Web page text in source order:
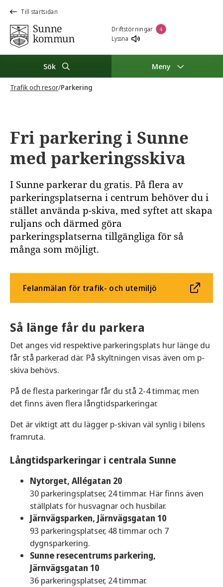
Till startsidan
Driftstörningar 4
Lyssna
Sök Meny
Trafik och resor/Parkering
Fri parkering i Sunne
med parkeringsskiva
I Sunne parkerar du gratis. På flera av
parkeringsplatserna i centrum behöver du i
stället använda p-skiva, med syftet att skapa
ruljans och därmed göra
parkeringsplatserna tillgängliga för så
många som möjligt.
Felanmälan för trafik- och utemiljö
Så länge får du parkera
Det anges vid respektive parkeringsplats hur länge du
får stå parkerad där. På skyltningen visas även om p-
skiva behövs.
På de flesta parkeringar får du stå 2-4 timmar, men
det finns även flera långtidsparkeringar.
Det är viktigt att du lägger p-skivan väl synlig i bilens
framruta.
Långtidsparkeringar i centrala Sunne
Nytorget, Allégatan 20
30 parkeringsplatser, 24 timmar. Här finns även
ställplats för husvagnar och husbilar.
Järnvägsparken, Järnvägsgatan 10
93 parkeringsplatser, 48 timmar och 7
dygnsparkering.
Sunne resecentrums parkering,
Järnvägsgatan 10
36 parkeringsplatser, 24 timmar.